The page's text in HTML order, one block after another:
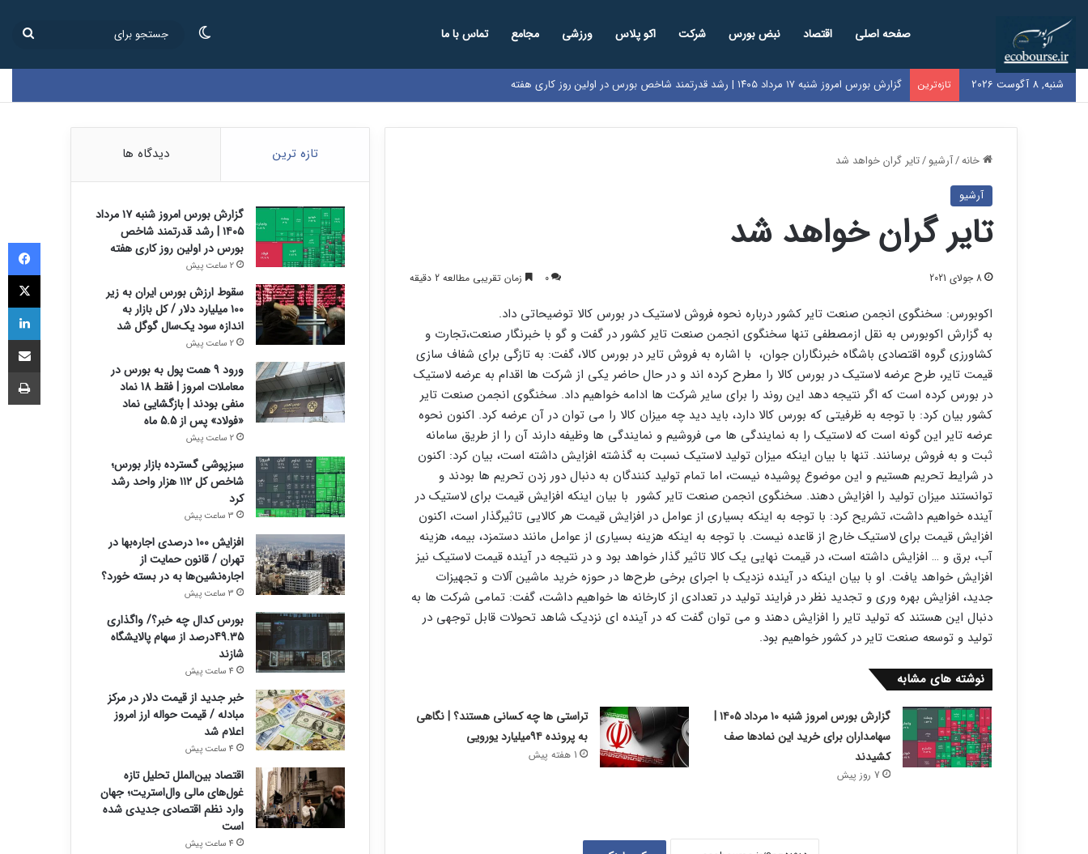
صفحه اصلی اقتصاد نبض بورس شرکت اکو پلاس ورزشی مجامع تماس با ما تغییر پوسته
شنبه, 8 آگوست 2026 تازه‌ترین سقوط ارزش بورس ایران به زیر ۱۰۰ میلیارد دلار / کل بازار به اندازه سود یک‌سال گوگل شد
خانه/آرشیو/تایر گران خواهد شد
آرشیو
تایر گران خواهد شد
8 جولای 2021 0 زمان تقریبی مطالعه 2 دقیقه
اکوبورس: سخنگوی انجمن صنعت تایر کشور درباره نحوه فروش لاستیک در بورس کالا توضیحاتی داد.
به گزارش اکوبورس به نقل ازمصطفی تنها سخنگوی انجمن صنعت تایر کشور در گفت و گو با خبرنگار صنعت،تجارت و
کشاورزی گروه اقتصادی باشگاه خبرنگاران جوان، با اشاره به فروش تایر در بورس کالا، گفت: به تازگی برای شفاف سازی
قیمت تایر، طرح عرضه لاستیک در بورس کالا را مطرح کرده اند و در حال حاضر یکی از شرکت ها اقدام به عرضه لاستیک
در بورس کرده است که اگر نتیجه دهد این روند را برای سایر شرکت ها ادامه خواهیم داد. سخنگوی انجمن صنعت تایر
کشور بیان کرد: با توجه به ظرفیتی که بورس کالا دارد، باید دید چه میزان کالا را می توان در آن عرضه کرد. اکنون نحوه
عرضه تایر این گونه است که لاستیک را به نمایندگی ها می فروشیم و نمایندگی ها وظیفه دارند آن را از طریق سامانه
ثبت و به فروش برسانند. تنها با بیان اینکه میزان تولید لاستیک نسبت به گذشته افزایش داشته است، بیان کرد: اکنون
در شرایط تحریم هستیم و این موضوع پوشیده نیست، اما تمام تولید کنندگان به دنبال دور زدن تحریم ها بودند و
توانستند میزان تولید را افزایش دهند. سخنگوی انجمن صنعت تایر کشور با بیان اینکه افزایش قیمت برای لاستیک در
آینده خواهیم داشت، تشریح کرد: با توجه به اینکه بسیاری از عوامل در افزایش قیمت هر کالایی تاثیرگذار است، اکنون
افزایش قیمت برای لاستیک خارج از قاعده نیست. با توجه به اینکه هزینه بسیاری از عوامل مانند دستمزد، بیمه، هزینه
آب، برق و … افزایش داشته است، در قیمت نهایی یک کالا تاثیر گذار خواهد بود و در نتیجه در آینده قیمت لاستیک نیز
افزایش خواهد یافت. او با بیان اینکه در آینده نزدیک با اجرای برخی طرح‌ها در حوزه خرید ماشین آلات و تجهیزات
جدید، افزایش بهره وری و تجدید نظر در فرایند تولید در تعدادی از کارخانه ها خواهیم داشت، گفت: تمامی شرکت ها به
دنبال این هستند که تولید تایر را افزایش دهند و می توان گفت که در آینده ای نزدیک شاهد تحولات قابل توجهی در
تولید و توسعه صنعت تایر در کشور خواهیم بود.
نوشته های مشابه
گزارش بورس امروز شنبه ۱۰ مرداد ۱۴۰۵ |
سهامداران برای خرید این نمادها صف
کشیدند
7 روز پیش
تراستی ها چه کسانی هستند؟ | نگاهی
به پرونده ۹۴میلیارد یورویی
1 هفته پیش
تازه ترین دیدگاه ها
گزارش بورس امروز شنبه ۱۷ مرداد
۱۴۰۵ | رشد قدرتمند شاخص
بورس در اولین روز کاری هفته
2 ساعت پیش
سقوط ارزش بورس ایران به زیر
۱۰۰ میلیارد دلار / کل بازار به
اندازه سود یک‌سال گوگل شد
2 ساعت پیش
ورود 9 همت پول به بورس در
معاملات امروز | فقط 18 نماد
منفی بودند | بازگشایی نماد
«فولاد» پس از 5.5 ماه
2 ساعت پیش
سبزپوشی گسترده بازار بورس؛
شاخص کل ۱۱۲ هزار واحد رشد
کرد
3 ساعت پیش
افزایش ۱۰۰ درصدی اجاره‌بها در
تهران / قانون حمایت از
اجاره‌نشین‌ها به در بسته خورد؟
3 ساعت پیش
بورس کدال چه خبر؟/ واگذاری
49.35درصد از سهام پالایشگاه
شازند
4 ساعت پیش
خبر جدید از قیمت دلار در مرکز
مبادله / قیمت حواله ارز امروز
اعلام شد
4 ساعت پیش
اقتصاد بین‌الملل تحلیل تازه
غول‌های مالی وال‌استریت؛ جهان
وارد نظم اقتصادی جدیدی شده
است
4 ساعت پیش